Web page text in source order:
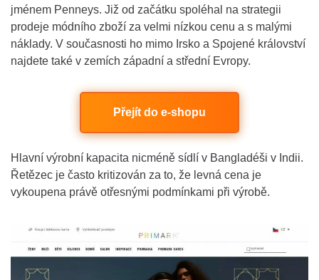
jménem Penneys. Již od začátku spoléhal na strategii
prodeje módního zboží za velmi nízkou cenu a s malými
náklady. V současnosti ho mimo Irsko a Spojené království
najdete také v zemích západní a střední Evropy.
Přejít do e-shopu
Hlavní výrobní kapacita nicméně sídlí v Bangladéši v Indii.
Řetězec je často kritizován za to, že levná cena je
vykoupena právě otřesnými podmínkami při výrobě.